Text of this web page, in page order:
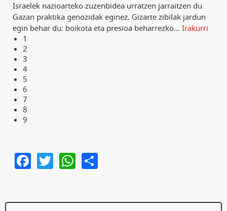
Israelek nazioarteko zuzenbidea urratzen jarraitzen du
Gazan praktika genozidak eginez. Gizarte zibilak jardun
egin behar du: boikota eta presioa beharrezko… Irakurri
1
2
3
4
5
6
7
8
9
Facebook
TwitterWhatsApp